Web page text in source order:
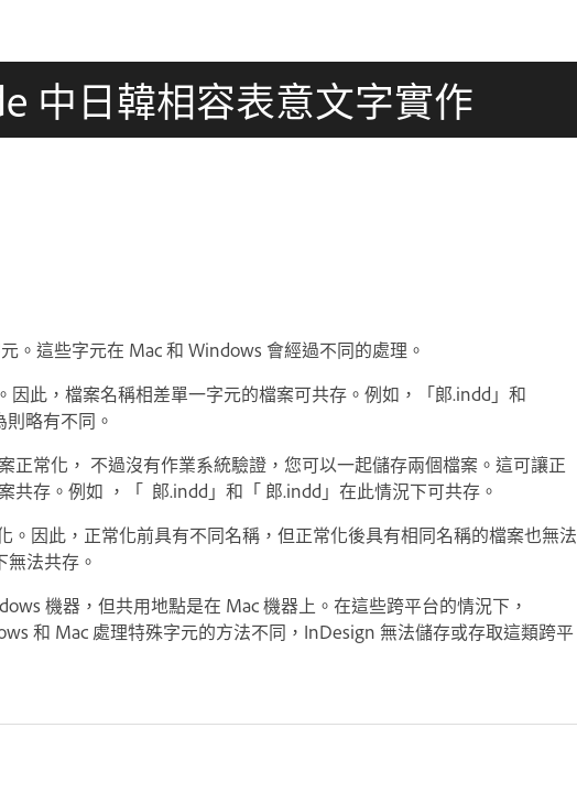
中日韓相容表意文字實作
。這些字元在 Mac 和 Windows 會經過不同的處理。
此，檔案名稱相差單一字元的檔案可共存。例如，「郎.indd」和
略有不同。
正常化， 不過沒有作業系統驗證，您可以一起儲存兩個檔案。這可讓正
共存。例如 ，「 郎.indd」和「 郎.indd」在此情況下可共存。
。因此，正常化前具有不同名稱，但正常化後具有相同名稱的檔案也無法
法共存。
機器，但共用地點是在 Mac 機器上。在這些跨平台的情況下，
和 Mac 處理特殊字元的方法不同，InDesign 無法儲存或存取這類跨平